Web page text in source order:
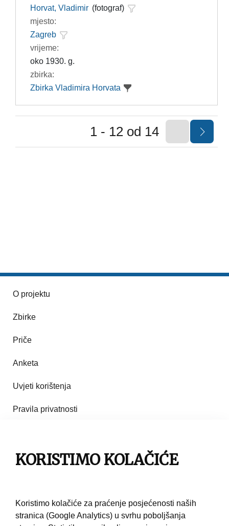
Horvat, Vladimir (fotograf)
mjesto:
Zagreb
vrijeme:
oko 1930. g.
zbirka:
Zbirka Vladimira Horvata
1 - 12 od 14
O projektu
Zbirke
Priče
Anketa
Uvjeti korištenja
Pravila privatnosti
Pravila korištenja
KORISTIMO KOLAČIĆE
Koristimo kolačiće za praćenje posjećenosti naših
stranica (Google Analytics) u svrhu poboljšanja